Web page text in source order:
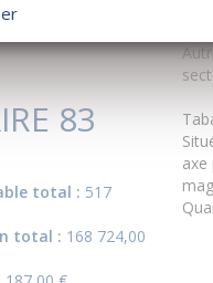
83
total : 517
total : 168 724,00
axe